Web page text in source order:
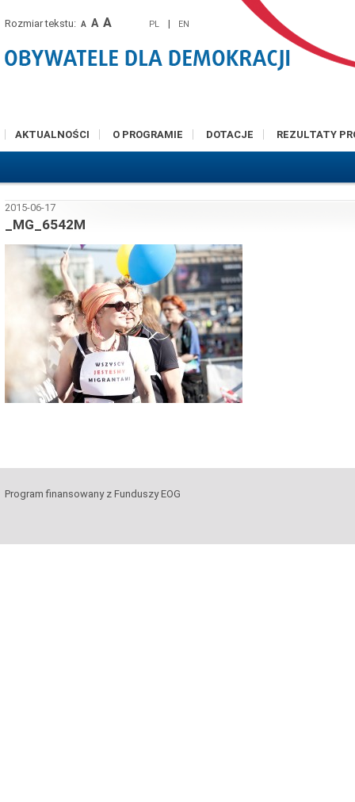
Rozmiar tekstu: A A A PL | EN
AKTUALNOŚCI O PROGRAMIE DOTACJE REZULTATY
2015-06-17
_MG_6542M
Program finansowany z Funduszy EOG